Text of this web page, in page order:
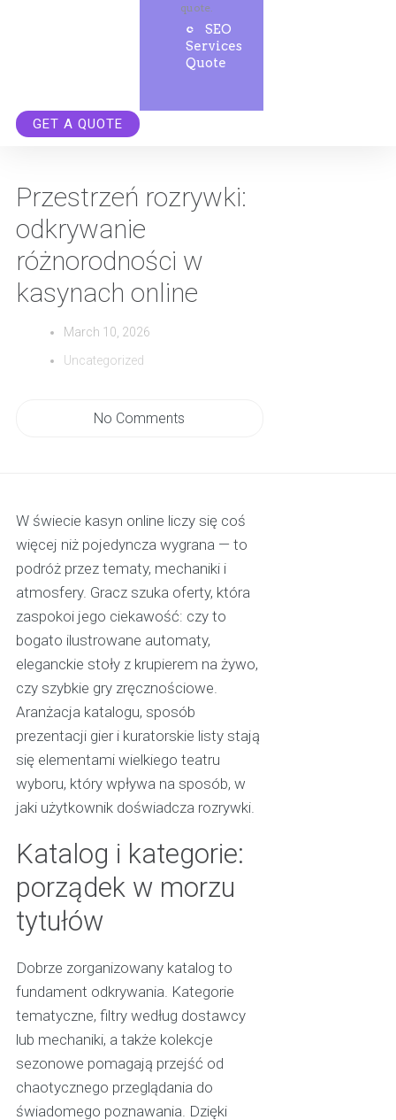
quote.
SEO
Services
Quote
GET A QUOTE
Przestrzeń rozrywki:
odkrywanie
różnorodności w
kasynach online
March 10, 2026
Uncategorized
No Comments
W świecie kasyn online liczy się coś
więcej niż pojedyncza wygrana — to
podróż przez tematy, mechaniki i
atmosfery. Gracz szuka oferty, która
zaspokoi jego ciekawość: czy to
bogato ilustrowane automaty,
eleganckie stoły z krupierem na żywo,
czy szybkie gry zręcznościowe.
Aranżacja katalogu, sposób
prezentacji gier i kuratorskie listy stają
się elementami wielkiego teatru
wyboru, który wpływa na sposób, w
jaki użytkownik doświadcza rozrywki.
Katalog i kategorie:
porządek w morzu
tytułów
Dobrze zorganizowany katalog to
fundament odkrywania. Kategorie
tematyczne, filtry według dostawcy
lub mechaniki, a także kolekcje
sezonowe pomagają przejść od
chaotycznego przeglądania do
świadomego poznawania. Dzięki